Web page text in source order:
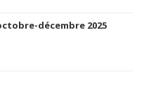
décembre 2025